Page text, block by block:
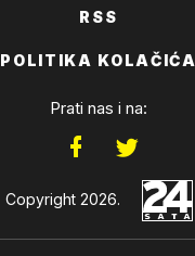
RSS
POLITIKA KOLAČIĆA
Prati nas i na:
Copyright 2026.